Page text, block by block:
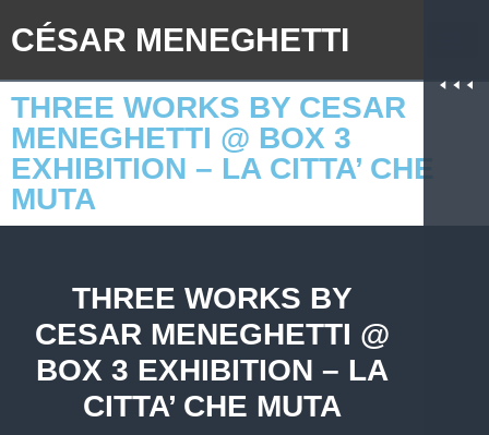
CÉSAR MENEGHETTI
THREE WORKS BY CESAR
MENEGHETTI @ BOX 3
EXHIBITION – LA CITTA’ CHE
MUTA
THREE WORKS BY
CESAR MENEGHETTI @
BOX 3 EXHIBITION – LA
CITTA’ CHE MUTA